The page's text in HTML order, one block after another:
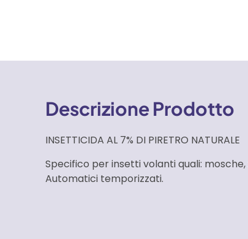
Descrizione Prodotto
INSETTICIDA AL 7% DI PIRETRO NATURALE
Specifico per insetti volanti quali:
Automatici temporizzati.